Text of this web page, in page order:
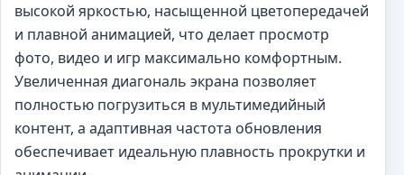
высокой яркостью, насыщенной цветопередачей
и плавной анимацией, что делает просмотр
фото, видео и игр максимально комфортным.
Увеличенная диагональ экрана позволяет
полностью погрузиться в мультимедийный
контент, а адаптивная частота обновления
обеспечивает идеальную плавность прокрутки и